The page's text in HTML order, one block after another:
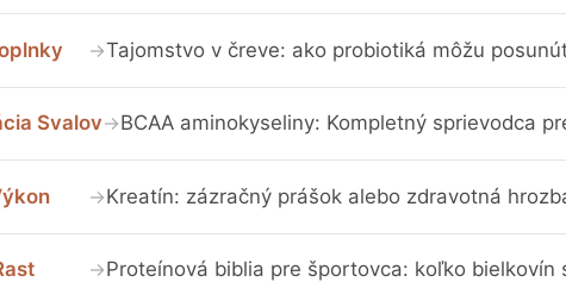
→Tajomstvo v čreve: ako probiotiká môžu
Svalov→BCAA aminokyseliny: Kompletný sprievodca
→Kreatín: zázračný prášok alebo zdravotná
→Proteínová biblia pre športovca: koľko